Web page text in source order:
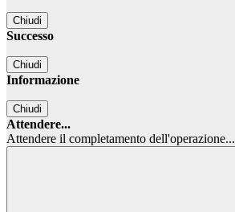
Chiudi
Successo
Chiudi
Informazione
Chiudi
Attendere...
Attendere il completamento dell'operazione...